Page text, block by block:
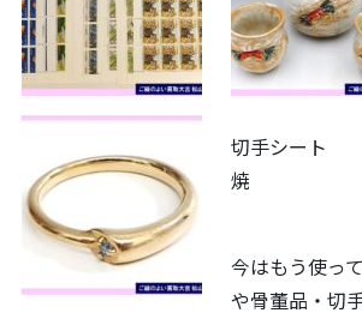
切手シ
焼
今はもう使っ
や骨董品・切